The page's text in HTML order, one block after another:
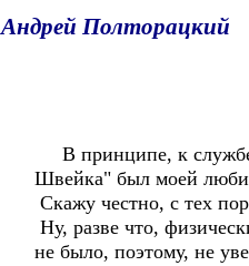
Андрей Полторацкий
В принципе, к службе
Швейка" был моей
Скажу честно, с тех
Ну, разве что,
не было, поэтому, не